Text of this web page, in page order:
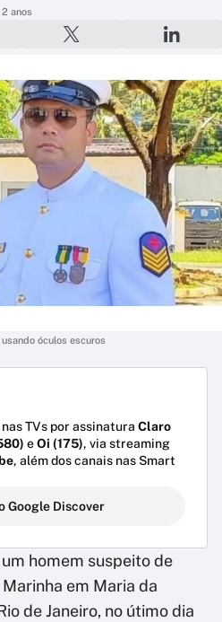
2 anos
óculos escuros
TVs por assinatura Claro
eOi (175), via streaming
, além dos canais nas Smart
Google Discover
homem suspeito de
em Maria da
de Janeiro, no útimo dia